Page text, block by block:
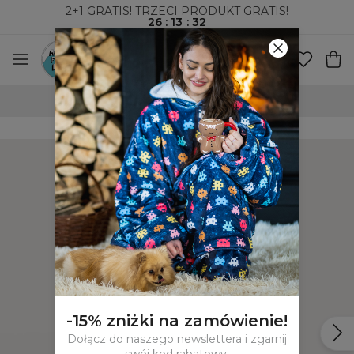
2+1 GRATIS! TRZECI PRODUKT GRATIS!
26 : 13 :31
WYSYŁKA ZA POBRANIEM I DO PACZKOMATÓW
-15% zniżki na zamówienie!
Dołącz do naszego newslettera i zgarnij